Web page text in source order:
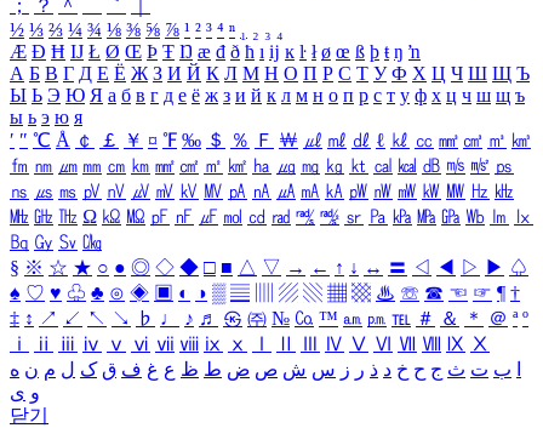
；
？ ＾ ｀
½ ⅓ ⅔ ¼ ¾ ⅛ ⅜ ⅝ ⅞ ¹ ² ³ ⁴ ⁿ ₁ ₂ ₃ ₄
Æ Ð Ħ Ĳ Ł Ø Œ Þ Ŧ Ŋ æ đ ð ħ ı ĳ ĸ ŀ ł ø œ ß þ ŧ ŋ ŉ
А Б В Г Д Е Ё Ж З И Й К Л М Н О П Р С Т У Ф Х Ц Ч Ш Щ Ъ
Ы Ь Э Ю Я а б в г д е ё ж з и й к л м н о п р с т у ф х ц ч ш щ ъ
ы ь э ю я
′ ″ ℃ Å ￠ ￡ ￥ ¤ ℉ ‰ ＄ ％ Ｆ ￦ ㎕ ㎖ ㎗ ℓ ㎘ ㏄ ㎣ ㎤ ㎥ ㎦
㎙ ㎚ ㎛ ㎜ ㎝ ㎞ ㎟ ㎠ ㎡ ㎢ ㏊ ㎍ ㎎ ㎏ ㏏ ㎈ ㎉ ㏈ ㎧ ㎨ ㎰
㎱ ㎲ ㎳ ㎴ ㎵ ㎶ ㎷ ㎸ ㎹ ㎀ ㎁ ㎂ ㎃ ㎄ ㎺ ㎻ ㎽ ㎾ ㎿ ㎐ ㎑
㎒ ㎓ ㎔ Ω ㏀ ㏁ ㎊ ㎋ ㎌ ㏖ ㏅ ㎭ ㎮ ㎯ ㏛ ㎩ ㎪ ㎫ ㎬ ㏝ ㏐
㏓
㏃ ㏉ ㏜ ㏆
§ ※ ☆ ★ ○ ● ◎ ◇ ◆ □ ■ △ ▽ → ← ↑ ↓ ↔ 〓 ◁ ◀ ▷ ▶ ♤
♠ ♡ ♥ ♧ ♣ ⊙ ◈ ▣ ◐ ◑ ▒ ▤ ▨ ▧ ▦ ▩ ♨ ☏ ☎ ☜ ☞ ¶ †
‡ ↕ ↗ ↙ ↖ ↘ ♭ ♩ ♪ ♬ ㉿ ㈜ № ㏇ ™ ㏂ ㏘ ℡ ＃ ＆ ＊ ＠ ª º
ⅰ
ⅱ ⅲ ⅳ ⅴ ⅵ ⅶ ⅷ ⅸ ⅹ Ⅳ Ⅴ Ⅵ Ⅶ Ⅷ Ⅸ Ⅹ
ب ت ث ج ح خ د ذ ر ز س ش ص ض ط ظ ع غ ف ق ک ل م ن ه
و ی
닫기